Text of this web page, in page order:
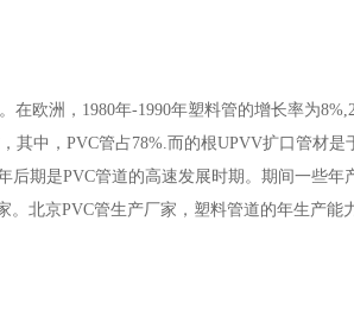
欧洲，1980年-1990年塑料管的增长率为
其中，PVC管占78%.而的根UPVV扩口管材
后期是PVC管道的高速发展时期。期间一些
北京PVC管生产厂家，塑料管道的年生产能